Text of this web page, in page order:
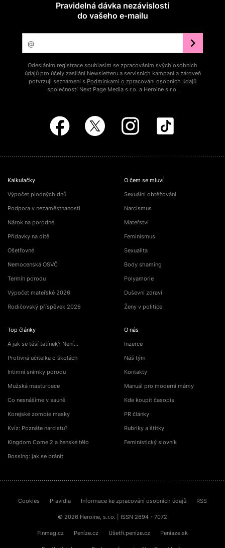
Pravidelná dávka nezávislosti
do vašeho e‑mailu
Odesláním registrace souhlasím se zpracováním svých osobních
údajů pro účely zasílání Newsletteru a servisních kampaní a zároveň
potvrzuji seznámení s Podmínkami o zpracování osobních údajů
společností Next Page Media s.r.o. a Heroine s.r.o.
Kalkulačky
Výpočet plodných dnů
Podpora v nezaměstnanosti
Nárok na porodné
Přídavky na dítě
Ošetřovné
Nemocenská OSVČ
Termín porodu
Výpočet mateřské 2026
Rodičovský příspěvek 2026
Top články
A jak se těší tatínek? Není…
Protivná učitelka o školách
Intimní snímky porodu
Mužská masturbace
Co nesnášíme v sauně
Korejské zombie masky
Kvíz: Poznáte narcistu?
Kingdom Come 2 a ženské tělo
Bossing: jak se bránit
O čem se mluví
Sexuální obtěžování
Narcismus
Mateřství
Feminismus
Sexualita
Body shaming
Polyamorie
Duševní zdraví
Ženy v politice
O nás
Inzerce
Náš tým
Kontakty
Manuál pro moderní mámy
Kde koupit časopis
PR články
Rubriky a štítky
Feministický slovník
Cookies Pravidla Informace ke zpracování osobních údajů RSS
© 2026 Heroine, s.r.o. | ISSN 2694 - 7072
Finmag.cz Peníze.cz Ušetři.peníze.cz Peniaze.sk